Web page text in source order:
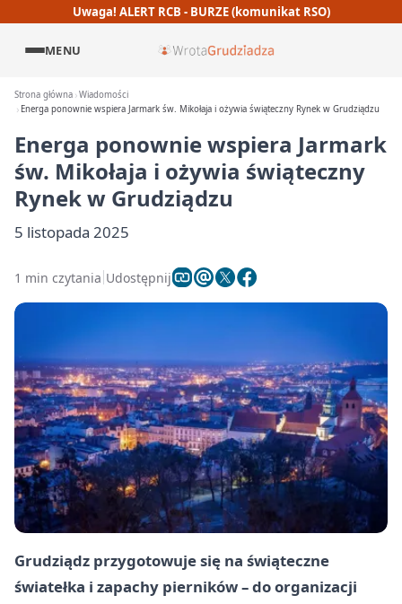
Uwaga! ALERT RCB - BURZE (komunikat RSO)
MENU
Strona główna Wiadomości
Energa ponownie wspiera Jarmark św. Mikołaja i ożywia świąteczny Rynek w Grudziądzu
Energa ponownie wspiera Jarmark
św. Mikołaja i ożywia świąteczny
Rynek w Grudziądzu
5 listopada 2025
1 min czytania Udostępnij
Grudziądz przygotowuje się na świąteczne
światełka i zapachy pierników – do organizacji